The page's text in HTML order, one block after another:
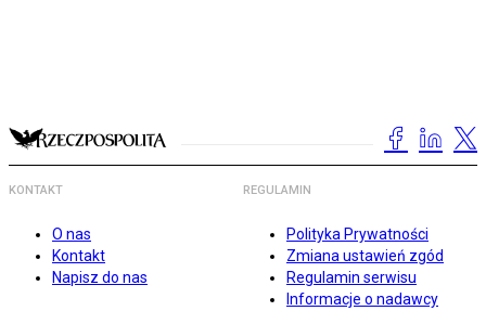
KONTAKT
O nas
Kontakt
Napisz do nas
REGULAMIN
Polityka Prywatności
Zmiana ustawień zgód
Regulamin serwisu
Informacje o nadawcy